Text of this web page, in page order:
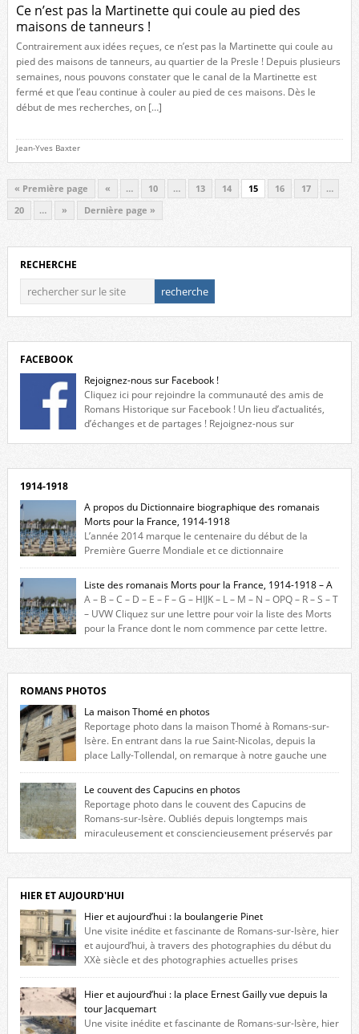
Ce n’est pas la Martinette qui coule au pied des
maisons de tanneurs !
Contrairement aux idées reçues, ce n’est pas la Martinette qui coule au
pied des maisons de tanneurs, au quartier de la Presle ! Depuis plusieurs
semaines, nous pouvons constater que le canal de la Martinette est
fermé et que l’eau continue à couler au pied de ces maisons. Dès le
début de mes recherches, on […]
Jean-Yves Baxter
« Première page « … 10 … 13 14 15 16 17
…
20
… » Dernière page »
RECHERCHE
FACEBOOK
Rejoignez-nous sur Facebook !
Cliquez ici pour rejoindre la communauté des amis de
Romans Historique sur Facebook ! Un lieu d’actualités,
d’échanges et de partages ! Rejoignez-nous sur
1914-1918
A propos du Dictionnaire biographique des romanais
Morts pour la France, 1914-1918
L’année 2014 marque le centenaire du début de la
Première Guerre Mondiale et ce dictionnaire
biographique veut rendre hommage aux romanais Morts pour la
France durant ce conflit. La base de cette recherche historique est
constituée des noms gravés sur les plaques commémoratives de
l’Hôtel de Ville, du lycée du Dauphiné et du lycée Triboulet, […]
Liste des romanais Morts pour la France, 1914-1918 – A
A – B – C – D – E – F – G – HIJK – L – M – N – OPQ – R – S – T
– UVW Cliquez sur une lettre pour voir la liste des Morts
pour la France dont le nom commence par cette lettre.
ROMANS PHOTOS
La maison Thomé en photos
Reportage photo dans la maison Thomé à Romans-sur-
Isère. En entrant dans la rue Saint-Nicolas, depuis la
place Lally-Tollendal, on remarque à notre gauche une
maison construite au XVIè siècle. Les deux façades sont ornées de
fenêtres jumelles à meneaux. Entre ces deux étages, on peut voir une
niche qui contient une statue de la Vierge. […]
Le couvent des Capucins en photos
Reportage photo dans le couvent des Capucins de
Romans-sur-Isère. Oubliés depuis longtemps mais
miraculeusement et consciencieusement préservés par
l’histoire de la redécouverte de vestiges du couvent des Capucins ! Petit
retour sur l’histoire […]
HIER ET AUJOURD'HUI
Hier et aujourd’hui : la boulangerie Pinet
Une visite inédite et fascinante de Romans-sur-Isère, hier
et aujourd’hui, à travers des photographies du début du
XXè siècle et des photographies actuelles prises
exactement dans le même cadre ! A l’angle de la place Jean Jaurès et de
l’avenue Victor Hugo (à côté d’Intermarché), à Romans. La boulangerie
Jules Pinet est inscrite dans le […]
Hier et aujourd’hui : la place Ernest Gailly vue depuis la
tour Jacquemart
Une visite inédite et fascinante de Romans-sur-Isère, hier